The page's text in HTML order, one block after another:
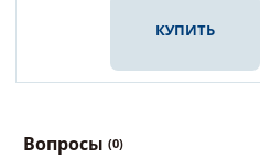
КУПИТЬ
Вопросы (0)